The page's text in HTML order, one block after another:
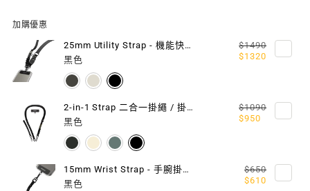
MOTION
EDITION
隨
型
掛
片
EDITION
隨
型
繩
片
加購優惠
25mm Utility Strap - 機能快扣掛繩 / 掛繩片組
黑色
$1490
$1320
2-in-1 Strap 二合一掛繩 / 掛繩片組
黑色
$1090
$950
15mm Wrist Strap - 手腕掛繩 / 掛繩片組
黑色
$650
$610